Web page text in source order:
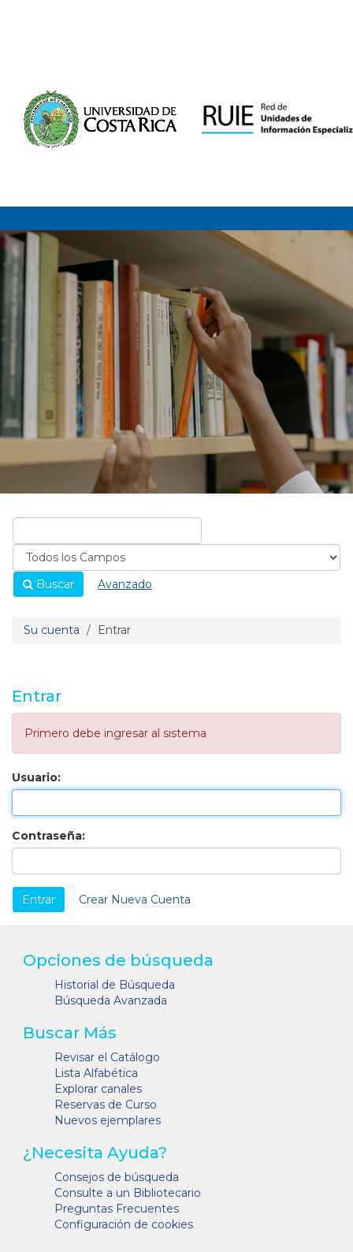
Buscar Avanzado
Su cuenta Entrar
Entrar
Primero debe ingresar al sistema
Usuario:
Contraseña:
Crear Nueva Cuenta
Opciones de búsqueda
Historial de Búsqueda
Búsqueda Avanzada
Buscar Más
Revisar el Catálogo
Lista Alfabética
Explorar canales
Reservas de Curso
Nuevos ejemplares
¿Necesita Ayuda?
Consejos de búsqueda
Consulte a un Bibliotecario
Preguntas Frecuentes
Configuración de cookies